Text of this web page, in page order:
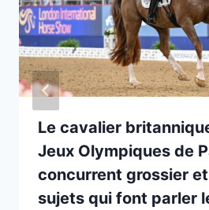
Le cavalier
Jeux Olympiques de
concurrent grossier
sujets qui font parler